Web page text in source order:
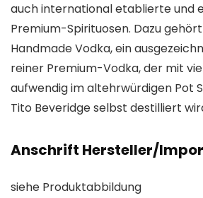
auch international etablierte und
Premium-Spirituosen. Dazu
Handmade Vodka, ein
reiner Premium-Vodka, der mit
aufwendig im altehrwürdigen Pot
Tito Beveridge selbst destilliert
Anschrift Hersteller/
siehe Produktabbildung